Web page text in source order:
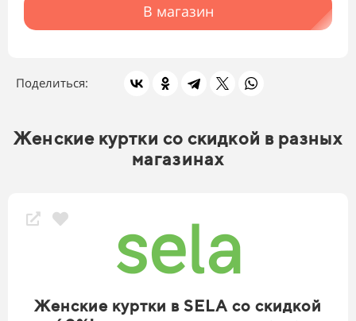
В магазин
Поделиться:
Женские куртки со скидкой в разных
магазинах
Женские куртки в SELA со скидкой